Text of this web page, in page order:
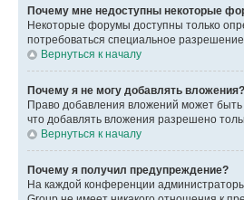
Почему мне недоступны некоторые
Некоторые форумы доступны только
потребоваться специальное
Вернуться к началу
Почему я не могу добавлять вложения?
Право добавления вложений может
что добавлять вложения разрешено
Вернуться к началу
Почему я получил предупреждение?
На каждой конференции